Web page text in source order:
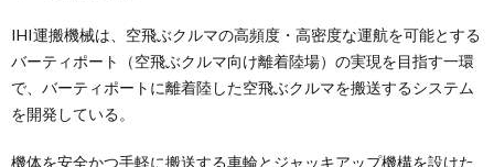
IHI運搬機械は、空飛ぶクルマの高頻度・高密度な運航を可能とする
バーティポート（空飛ぶクルマ向け離着陸場）の実現を目指す一環
で、バーティポートに離着陸した空飛ぶクルマを搬送するシステム
を開発している。
機体を安全かつ手軽に搬送する車輪とジャッキアップ機構を設けた